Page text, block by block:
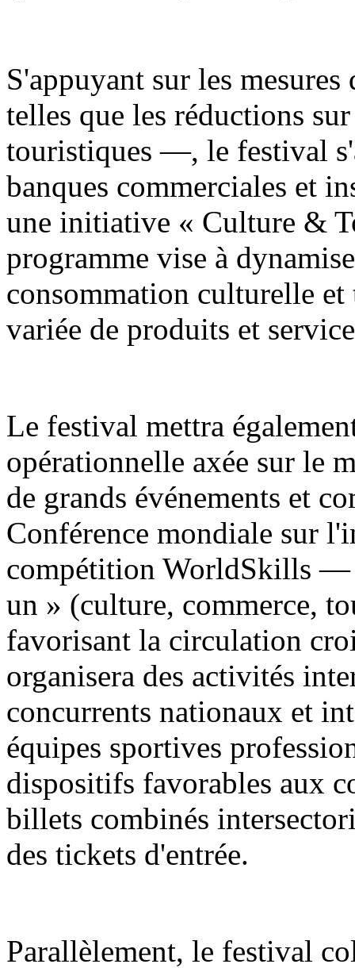
S'appuyant sur les
telles que les réductions
touristiques —, le festival
banques commerciales et
une initiative « Culture &
programme vise à
consommation culturelle et
variée de produits et
Le festival mettra
opérationnelle axée sur le
de grands événements et
Conférence mondiale sur
compétition WorldSkills —
un » (culture, commerce,
favorisant la circulation
organisera des activités
concurrents nationaux et
équipes sportives
dispositifs favorables aux
billets combinés
des tickets d'entrée.
Parallèlement, le festival